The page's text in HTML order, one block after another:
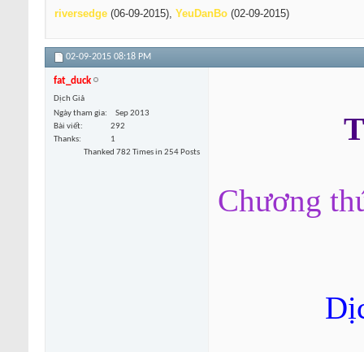
riversedge (06-09-2015), YeuDanBo (02-09-2015)
02-09-2015 08:18 PM
fat_duck
Dịch Giả
Ngày tham gia
Sep 2013
Bài viết
292
Thanks
1
Thanked 782 Times in 254 Posts
Chương